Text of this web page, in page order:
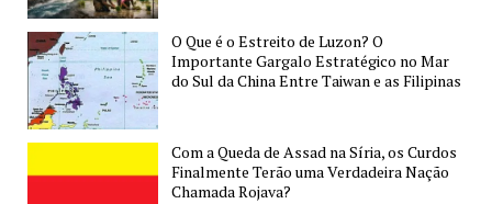
O Que é o Estreito de Luzon? O
Importante Gargalo Estratégico no Mar
do Sul da China Entre Taiwan e as Filipinas
Com a Queda de Assad na Síria, os Curdos
Finalmente Terão uma Verdadeira Nação
Chamada Rojava?